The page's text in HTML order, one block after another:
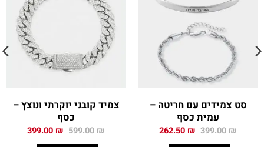
סט צמידים עם חריטה –
עמית כסף
399.00₪ המחיר
262.50₪ המחיר
צמיד קובני יוקרתי ונוצץ –
כסף
599.00₪ המחיר
399.00₪ המחיר